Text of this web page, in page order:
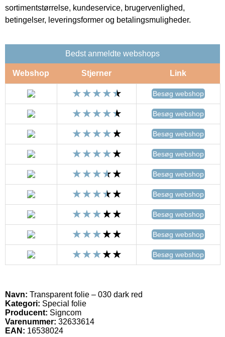
sortimentstørrelse, kundeservice, brugervenlighed,
betingelser, leveringsformer og betalingsmuligheder.
Bedst anmeldte webshops
Webshop Stjerner Link
Besøg webshop
Besøg webshop
Besøg webshop
Besøg webshop
Besøg webshop
Besøg webshop
Besøg webshop
Besøg webshop
Besøg webshop
Navn: Transparent folie – 030 dark red
Kategori: Special folie
Producent: Signcom
Varenummer: 32633614
EAN: 16538024